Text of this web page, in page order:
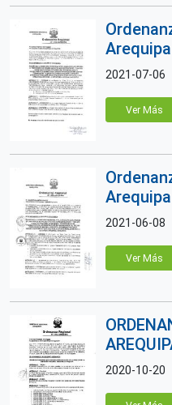
Arequipa
2021-07-06
Ver Más
Arequipa
2021-06-08
Ver Más
2020-10-20